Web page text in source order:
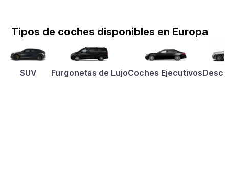
Tipos de coches disponibles en Europa
SUV Furgonetas de LujoCoches Ejecutivos